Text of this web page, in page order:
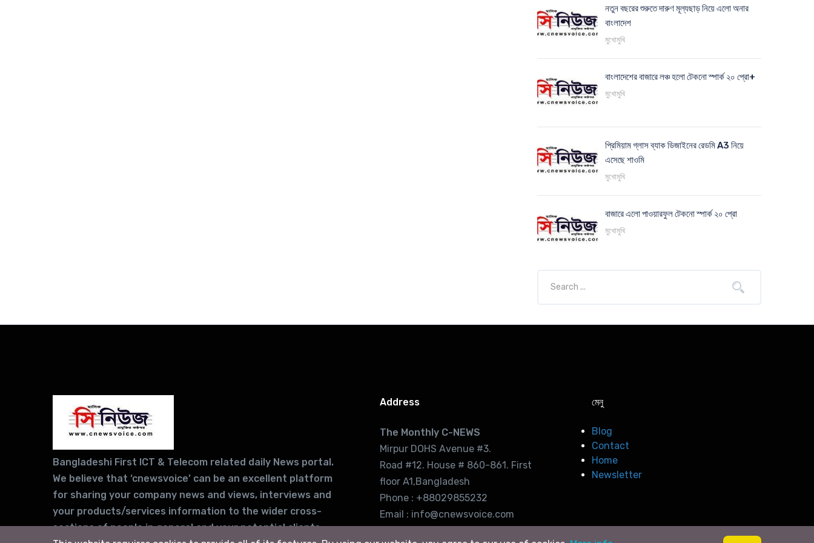
নতুন বছরের শুরুতে দারুণ মূল্যছাড় নিয়ে এলো অনার
বাংলাদেশ
মুখোমুখি
বাংলাদেশের বাজারে লঞ্চ হলো টেকনো স্পার্ক ২০ প্রো+
মুখোমুখি
প্রিমিয়াম গ্লাস ব্যাক ডিজাইনের রেডমি A3 নিয়ে
এসেছে শাওমি
মুখোমুখি
বাজারে এলো পাওয়ারফুল টেকনো স্পার্ক ২০ প্রো
মুখোমুখি
Bangladeshi First ICT & Telecom related daily News portal.
We believe that ‘cnewsvoice’ can be an excellent platform
for sharing your company news and views, interviews and
your products/services information to the wider cross-
sections of people in general and your potential clients
Address
The Monthly C-NEWS
Mirpur DOHS Avenue #3.
Road #12. House # 860-861. First
floor A1,Bangladesh
Phone : +88029855232
Email : info@cnewsvoice.com
মেনু
Blog
Contact
Home
Newsletter